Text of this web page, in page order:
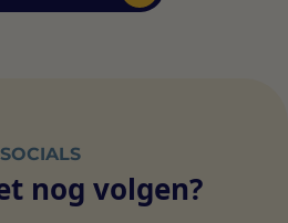
SOCIALS
nog volgen?